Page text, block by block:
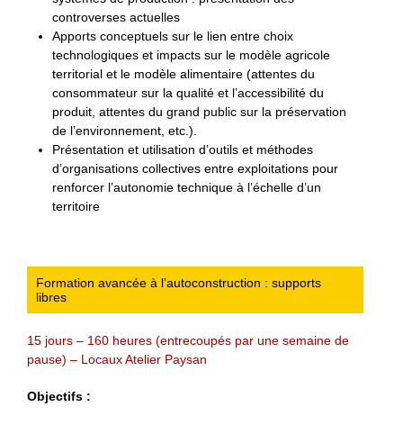
controverses actuelles
Apports conceptuels sur le lien entre choix
technologiques et impacts sur le modèle agricole
territorial et le modèle alimentaire (attentes du
consommateur sur la qualité et l’accessibilité du
produit, attentes du grand public sur la préservation
de l’environnement, etc.).
Présentation et utilisation d’outils et méthodes
d’organisations collectives entre exploitations pour
renforcer l’autonomie technique à l’échelle d’un
territoire
Formation avancée à l’autoconstruction : supports
libres
15 jours – 160 heures (entrecoupés par une semaine de
pause) – Locaux Atelier Paysan
Objectifs :